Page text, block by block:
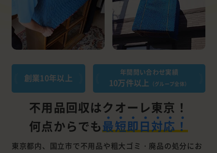
創業10年以上
年間問い合わせ実績
10万件以上 （グループ全体）
不用品回収はクオーレ東京！
何点からでも最短即日対応！
東京都内、国立市で不用品や粗大ゴミ・廃品の処分にお